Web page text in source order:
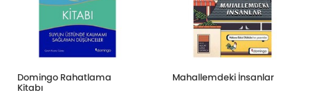
Domingo Rahatlama
Kitabı
Mahallemdeki İnsanlar